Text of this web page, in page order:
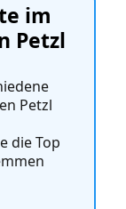
im
Petzl
Petzl
die Top